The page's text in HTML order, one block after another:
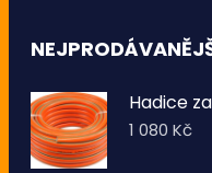
Hadice
1 080Kč